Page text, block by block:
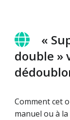
«
double »
Comment cet
manuel ou à